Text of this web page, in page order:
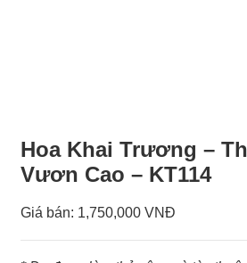
Hoa Khai Trương –
Vươn Cao – KT114
Giá bán: 1,750,000 VNĐ